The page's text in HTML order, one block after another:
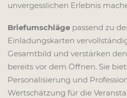
unvergesslichen Erlebnis
Briefumschläge passend zu
Einladungskarten
Gesamtbild und verstärken
bereits vor dem Öffnen. Sie
Personalisierung und
Wertschätzung für die